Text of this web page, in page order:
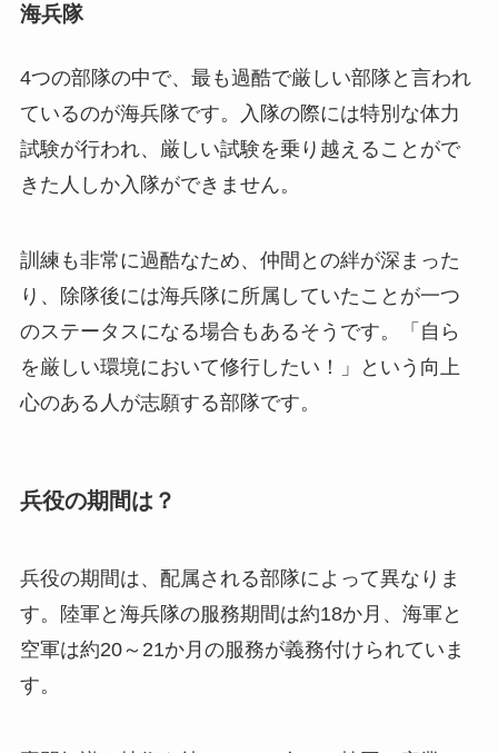
海兵隊
4つの部隊の中で、最も過酷で厳しい部隊と言われ
ているのが海兵隊です。入隊の際には特別な体力
試験が行われ、厳しい試験を乗り越えることがで
きた人しか入隊ができません。
訓練も非常に過酷なため、仲間との絆が深まった
り、除隊後には海兵隊に所属していたことが一つ
のステータスになる場合もあるそうです。「自ら
を厳しい環境において修行したい！」という向上
心のある人が志願する部隊です。
兵役の期間は？
兵役の期間は、配属される部隊によって異なりま
す。陸軍と海兵隊の服務期間は約18か月、海軍と
空軍は約20～21か月の服務が義務付けられていま
す。